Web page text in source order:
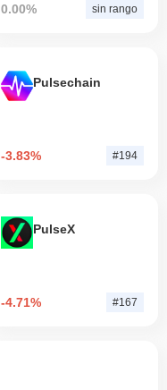
0.00% sin rango
Pulsechain
-3.83% #194
PulseX
-4.71% #167